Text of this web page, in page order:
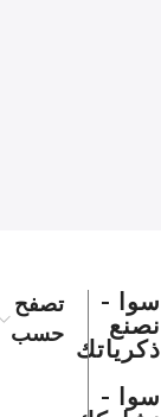
سوا -
نصنع
ذكرياتك
سوا -
تصفح
حسب